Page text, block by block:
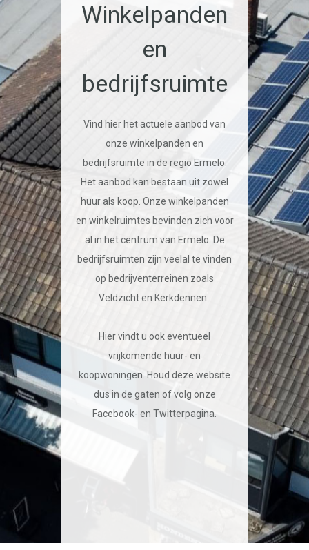
Winkelpanden
en
bedrijfsruimte
Vind hier het actuele aanbod van
onze winkelpanden en
bedrijfsruimte in de regio Ermelo.
Het aanbod kan bestaan uit zowel
huur als koop. Onze winkelpanden
en winkelruimtes bevinden zich voor
al in het centrum van Ermelo. De
bedrijfsruimten zijn veelal te vinden
op bedrijventerreinen zoals
Veldzicht en Kerkdennen.
Hier vindt u ook eventueel
vrijkomende huur- en
koopwoningen. Houd deze website
dus in de gaten of volg onze
Facebook- en Twitterpagina.